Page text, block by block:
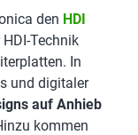
den HDI
Technik
In
und digitaler
auf Anhieb
kommen